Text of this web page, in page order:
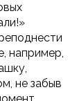
например,
не забыв